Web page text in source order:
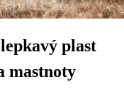
plast
mastnoty